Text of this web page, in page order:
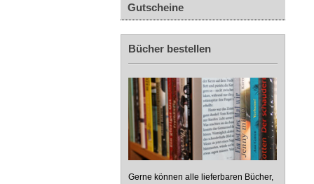
Gutscheine
Bücher bestellen
Gerne können alle lieferbaren Bücher,